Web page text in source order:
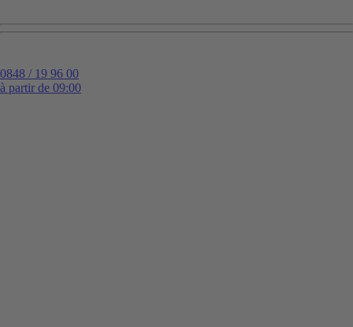
0848 / 19 96 00
à partir de 09:00